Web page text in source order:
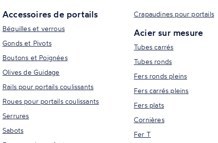
Accessoires de portails
Béquilles et verrous
Gonds et Pivots
Boutons et Poignées
Olives de Guidage
Rails pour portails coulissants
Roues pour portails coulissants
Serrures
Sabots
Crapaudines pour portails
Acier sur mesure
Tubes carrés
Tubes ronds
Fers ronds pleins
Fers carrés pleins
Fers plats
Cornières
Fer T